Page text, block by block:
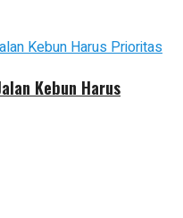
Kebun Harus